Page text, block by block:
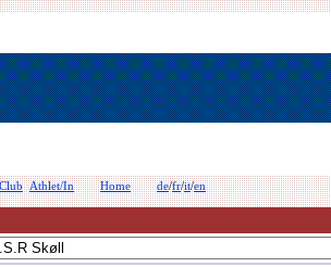
Athlet/In Home de/fr/it/en